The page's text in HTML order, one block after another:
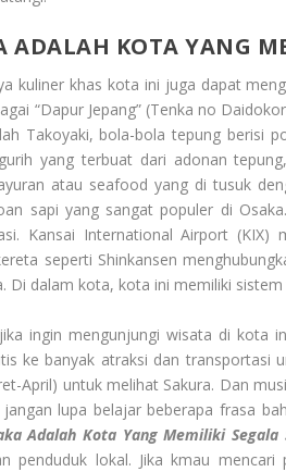
ADALAH KOTA YANG
kuliner khas kota ini juga dapat
“Dapur Jepang” (Tenka no
Takoyaki, bola-bola tepung berisi
yang terbuat dari adonan
atau seafood yang di tusuk
sapi yang sangat populer di
Kansai International Airport (KIX)
seperti Shinkansen
Di dalam kota, kota ini memiliki
ingin mengunjungi wisata di kota
ke banyak atraksi dan transportasi
April) untuk melihat Sakura. Dan
lupa belajar beberapa frasa
Adalah Kota Yang Memiliki Segala
penduduk lokal. Jika kmau